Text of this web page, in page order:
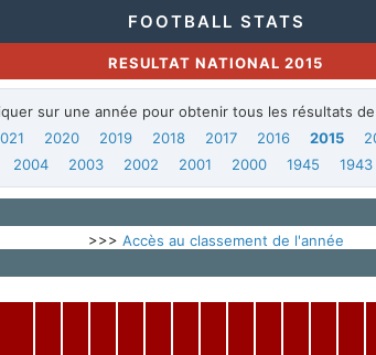
FOOTBALL STATS
RESULTAT NATIONAL 2015
sur une année pour obtenir tous les résultats de
2020 2019 2018 2017 2016 2015
2004 2003 2002 2001 2000 1945 1943
>>> Accès au classement de l'année